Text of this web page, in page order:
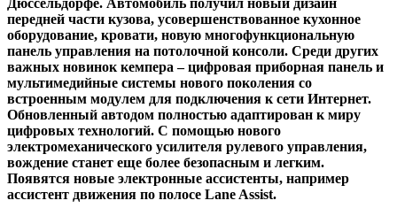
Дюссельдорфе. Автомобиль получил новый дизайн
передней части кузова, усовершенствованное кухонное
оборудование, кровати, новую многофункциональную
панель управления на потолочной консоли. Среди других
важных новинок кемпера – цифровая приборная панель и
мультимедийные системы нового поколения со
встроенным модулем для подключения к сети Интернет.
Обновленный автодом полностью адаптирован к миру
цифровых технологий. С помощью нового
электромеханического усилителя рулевого управления,
вождение станет еще более безопасным и легким.
Появятся новые электронные ассистенты, например
ассистент движения по полосе Lane Assist.